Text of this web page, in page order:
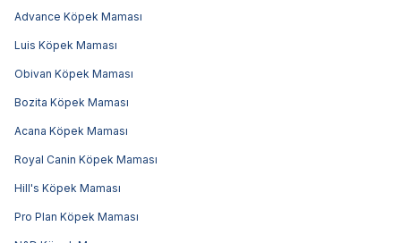
Advance Köpek Maması
Luis Köpek Maması
Obivan Köpek Maması
Bozita Köpek Maması
Acana Köpek Maması
Royal Canin Köpek Maması
Hill's Köpek Maması
Pro Plan Köpek Maması